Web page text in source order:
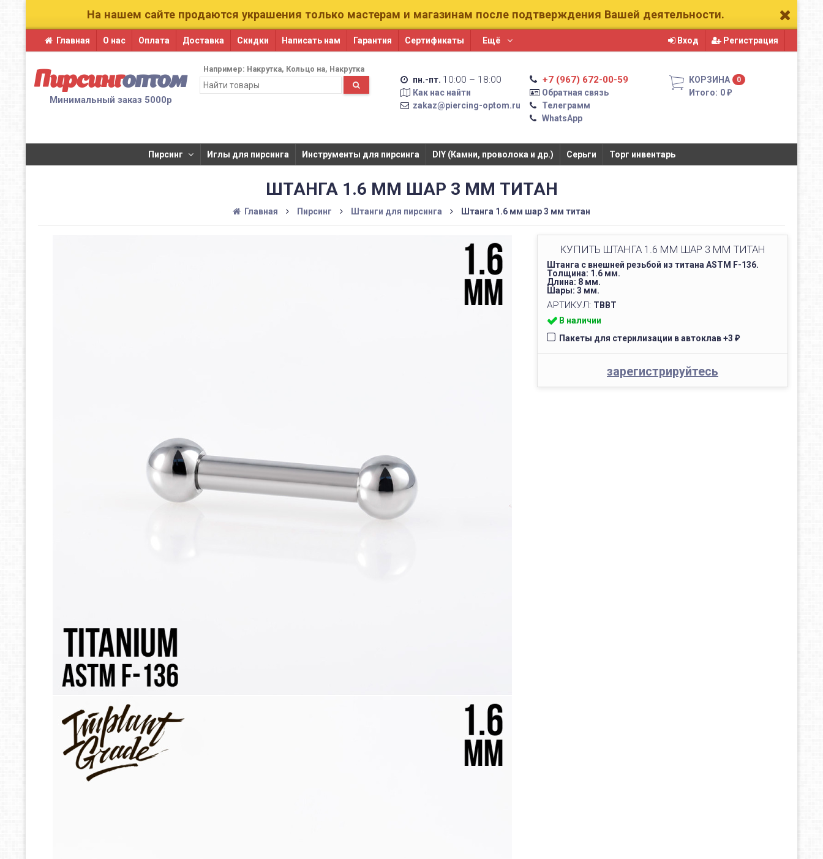
На нашем сайте продаются украшения только мастерам и магазинам после подтверждения Вашей деятельности.
Главная О нас Оплата Доставка Скидки Написать нам Гарантия Сертификаты Ещё Вход Регистрация
Пирсингоптом
Минимальный заказ 5000р
Например: Накрутка Кольцо на Накрутка
пн.-пт. 10:00 – 18:00
Как нас найти
zakaz@piercing-optom.ru
+7 (967) 672-00-59
Обратная связь
Телеграмм
WhatsApp
КОРЗИНА 0
Итого: 0 ₽
Пирсинг ​Иглы для пирсинга​​ Инструменты для пирсинга DIY (Камни, проволока и др.) Серьги Торг инвентарь
ШТАНГА 1.6 ММ ШАР 3 ММ ТИТАН
Главная Пирсинг Штанги для пирсинга Штанга 1.6 мм шар 3 мм титан
КУПИТЬ ШТАНГА 1.6 ММ ШАР 3 ММ ТИТАН
Штанга с внешней резьбой из титана ASTM F-136.
Толщина: 1.6 мм.
Длина: 8 мм.
Шары: 3 мм.
АРТИКУЛ: TBBT
В наличии
Пакеты для стерилизации в автоклав+3 ₽
зарегистрируйтесь